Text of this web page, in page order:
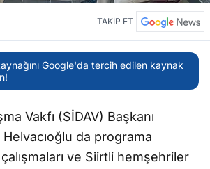
TAKİP ET
Google'da tercih edilen kaynak
Vakfı (SİDAV) Başkanı
Helvacıoğlu da programa
ve Siirtli hemşehriler